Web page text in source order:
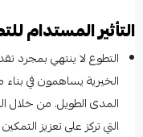
التأثير المستدام
التطوع لا ينتهي بمجرد
الخيرية يساهمون في
المدى الطويل. من خلال
التي تركز على تعزيز